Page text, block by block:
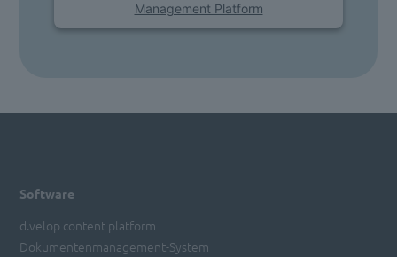
Management Platform
Software
d.velop content platform
Dokumentenmanagement-System